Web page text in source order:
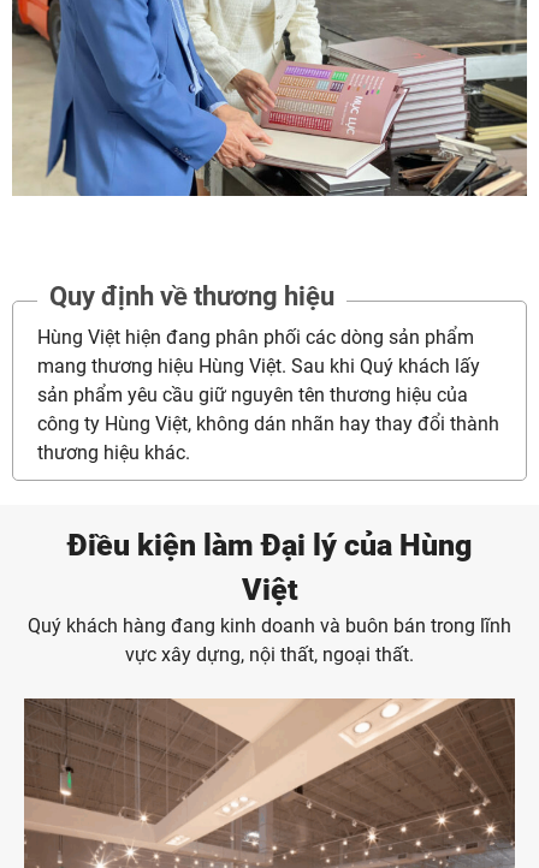
Quy định về thương hiệu
Hùng Việt hiện đang phân phối các dòng sản phẩm
mang thương hiệu Hùng Việt. Sau khi Quý khách lấy
sản phẩm yêu cầu giữ nguyên tên thương hiệu của
công ty Hùng Việt, không dán nhãn hay thay đổi thành
thương hiệu khác.
Điều kiện làm Đại lý của Hùng
Việt
Quý khách hàng đang kinh doanh và buôn bán trong lĩnh
vực xây dựng, nội thất, ngoại thất.